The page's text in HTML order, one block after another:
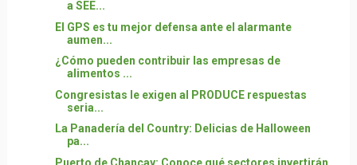
a SEE...
El GPS es tu mejor defensa ante el alarmante
aumen...
¿Cómo pueden contribuir las empresas de
alimentos ...
Congresistas le exigen al PRODUCE respuestas
seria...
La Panadería del Country: Delicias de Halloween
pa...
Puerto de Chancay: Conoce qué sectores invertirán